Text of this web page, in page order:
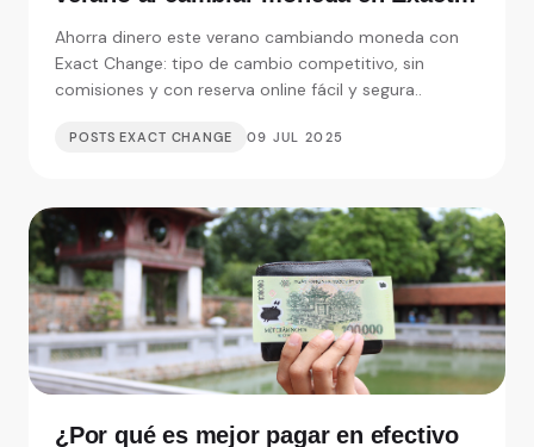
Ahorra dinero este verano cambiando moneda con
Exact Change: tipo de cambio competitivo, sin
comisiones y con reserva online fácil y segura..
POSTS EXACT CHANGE 09 JUL 2025
¿Por qué es mejor pagar en efectivo